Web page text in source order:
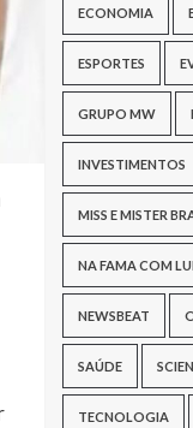
ECONOMIA
ESPORTES
GRUPO MW
INVESTIMENTOS
MISS E MISTER
NA FAMA COM
NEWSBEAT
SAÚDE
TECNOLOGIA